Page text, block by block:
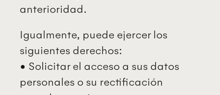
anterioridad.
Igualmente, puede ejercer los
siguientes derechos:
• Solicitar el acceso a sus datos
personales o su rectificación